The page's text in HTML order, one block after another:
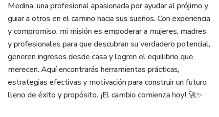
Medina, una profesional apasionada por ayudar al prójimo y
guiar a otros en el camino hacia sus sueños. Con experiencia
y compromiso, mi misión es empoderar a mujeres, madres
y profesionales para que descubran su verdadero potencial,
generen ingresos desde casa y logren el equilibrio que
merecen. Aquí encontrarás herramientas prácticas,
estrategias efectivas y motivación para construir un futuro
lleno de éxito y propósito. ¡El cambio comienza hoy! 🚀✨